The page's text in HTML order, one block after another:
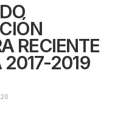
RECIENTE
2017-2019